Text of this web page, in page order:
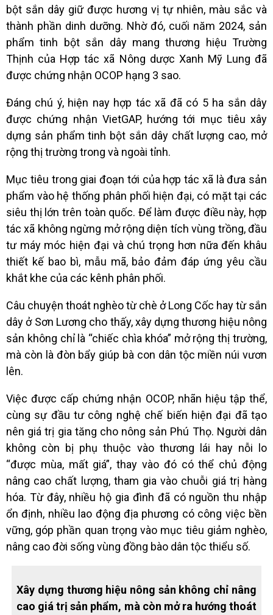
bột sắn dây giữ được hương vị tự nhiên, màu sắc và
thành phần dinh dưỡng. Nhờ đó, cuối năm 2024, sản
phẩm tinh bột sắn dây mang thương hiệu Trường
Thịnh của Hợp tác xã Nông dược Xanh Mỹ Lung đã
được chứng nhận OCOP hạng 3 sao.
Đáng chú ý, hiện nay hợp tác xã đã có 5 ha sắn dây
được chứng nhận VietGAP, hướng tới mục tiêu xây
dựng sản phẩm tinh bột sắn dây chất lượng cao, mở
rộng thị trường trong và ngoài tỉnh.
Mục tiêu trong giai đoạn tới của hợp tác xã là đưa sản
phẩm vào hệ thống phân phối hiện đại, có mặt tại các
siêu thị lớn trên toàn quốc. Để làm được điều này, hợp
tác xã không ngừng mở rộng diện tích vùng trồng, đầu
tư máy móc hiện đại và chú trọng hơn nữa đến khâu
thiết kế bao bì, mẫu mã, bảo đảm đáp ứng yêu cầu
khắt khe của các kênh phân phối.
Câu chuyện thoát nghèo từ chè ở Long Cốc hay từ sắn
dây ở Sơn Lương cho thấy, xây dựng thương hiệu nông
sản không chỉ là “chiếc chìa khóa” mở rộng thị trường,
mà còn là đòn bẩy giúp bà con dân tộc miền núi vươn
lên.
Việc được cấp chứng nhận OCOP, nhãn hiệu tập thể,
cùng sự đầu tư công nghệ chế biến hiện đại đã tạo
nên giá trị gia tăng cho nông sản Phú Thọ. Người dân
không còn bị phụ thuộc vào thương lái hay nỗi lo
“được mùa, mất giá”, thay vào đó có thể chủ động
nâng cao chất lượng, tham gia vào chuỗi giá trị hàng
hóa. Từ đây, nhiều hộ gia đình đã có nguồn thu nhập
ổn định, nhiều lao động địa phương có công việc bền
vững, góp phần quan trọng vào mục tiêu giảm nghèo,
nâng cao đời sống vùng đồng bào dân tộc thiểu số.
Xây dựng thương hiệu nông sản không chỉ nâng
cao giá trị sản phẩm, mà còn mở ra hướng thoát